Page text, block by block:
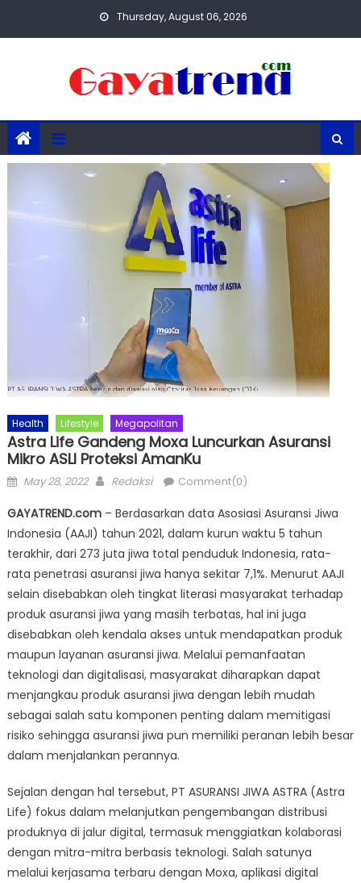
Thursday, August 06, 2026
Health Lifestyle Megapolitan
Astra Life Gandeng Moxa Luncurkan Asuransi
Mikro ASLI Proteksi AmanKu
Posted
May 28, 2022 Author
Redaksi Comment(0)
GAYATREND.com– Berdasarkan data Asosiasi Asuransi Jiwa
Indonesia (AAJI) tahun 2021, dalam kurun waktu 5 tahun
terakhir, dari 273 juta jiwa total penduduk Indonesia, rata-
rata penetrasi asuransi jiwa hanya sekitar 7,1%. Menurut AAJI
selain disebabkan oleh tingkat literasi masyarakat terhadap
produk asuransi jiwa yang masih terbatas, hal ini juga
disebabkan oleh kendala akses untuk mendapatkan produk
maupun layanan asuransi jiwa. Melalui pemanfaatan
teknologi dan digitalisasi, masyarakat diharapkan dapat
menjangkau produk asuransi jiwa dengan lebih mudah
sebagai salah satu komponen penting dalam memitigasi
risiko sehingga asuransi jiwa pun memiliki peranan lebih besar
dalam menjalankan perannya.
Sejalan dengan hal tersebut, PT ASURANSI JIWA ASTRA (Astra
Life) fokus dalam melanjutkan pengembangan distribusi
produknya di jalur digital, termasuk menggiatkan kolaborasi
dengan mitra-mitra berbasis teknologi. Salah satunya
melalui kerjasama terbaru dengan Moxa, aplikasi digital